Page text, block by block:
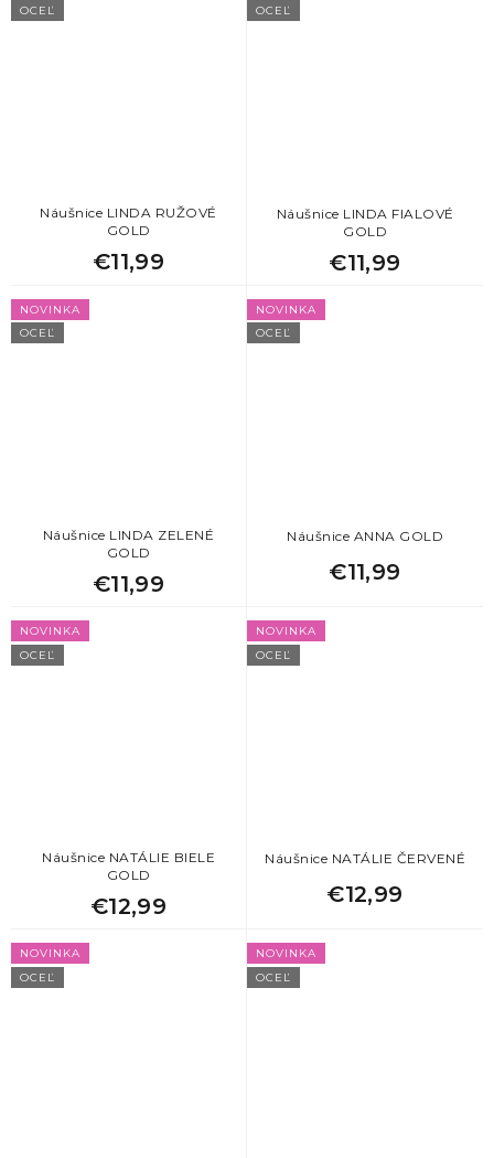
OCEĽ
Náušnice LINDA RUŽOVÉ
GOLD
€11,99
OCEĽ
Náušnice LINDA FIALOVÉ
GOLD
€11,99
NOVINKA
OCEĽ
Náušnice LINDA ZELENÉ
GOLD
€11,99
NOVINKA
OCEĽ
Náušnice ANNA GOLD
€11,99
NOVINKA
OCEĽ
Náušnice NATÁLIE BIELE
GOLD
€12,99
NOVINKA
OCEĽ
Náušnice NATÁLIE ČERVENÉ
€12,99
NOVINKA
OCEĽ
NOVINKA
OCEĽ